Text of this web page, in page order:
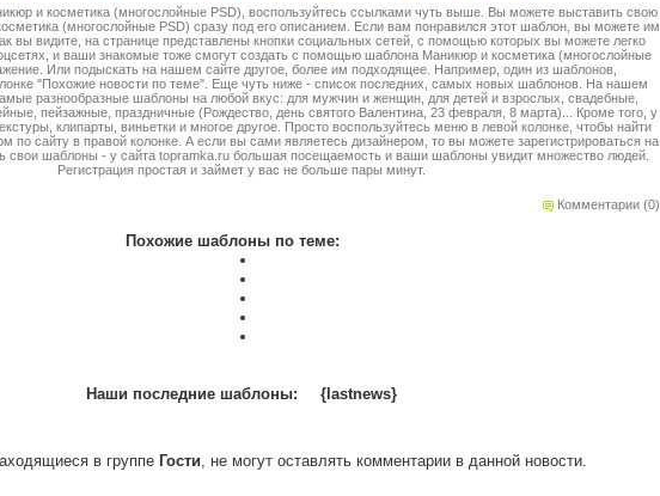
и косметика (многослойные PSD), воспользуйтесь ссылками чуть выше. Вы можете выставить свою
(многослойные PSD) сразу под его описанием. Если вам понравился этот шаблон, вы можете им
вы видите, на странице представлены кнопки социальных сетей, с помощью которых вы можете легко
и ваши знакомые тоже смогут создать с помощью шаблона Маникюр и косметика (многослойные
Или подыскать на нашем сайте другое, более им подходящее. Например, один из шаблонов,
"Похожие новости по теме". Еще чуть ниже - список последних, самых новых шаблонов. На нашем
разнообразные шаблоны на любой вкус: для мужчин и женщин, для детей и взрослых, свадебные,
пейзажные, праздничные (Рождество, день святого Валентина, 23 февраля, 8 марта)... Кроме того, у
клипарты, виньетки и многое другое. Просто воспользуйтесь меню в левой колонке, чтобы найти
по сайту в правой колонке. А если вы сами являетесь дизайнером, то вы можете зарегистрироваться на
свои шаблоны - у сайта topramka.ru большая посещаемость и ваши шаблоны увидит множество людей.
Регистрация простая и займет у вас не больше пары минут.
Комментарии (0)
Похожие шаблоны по теме:
Наши последние шаблоны:
{lastnews}
в группе Гости, не могут оставлять комментарии в данной новости.